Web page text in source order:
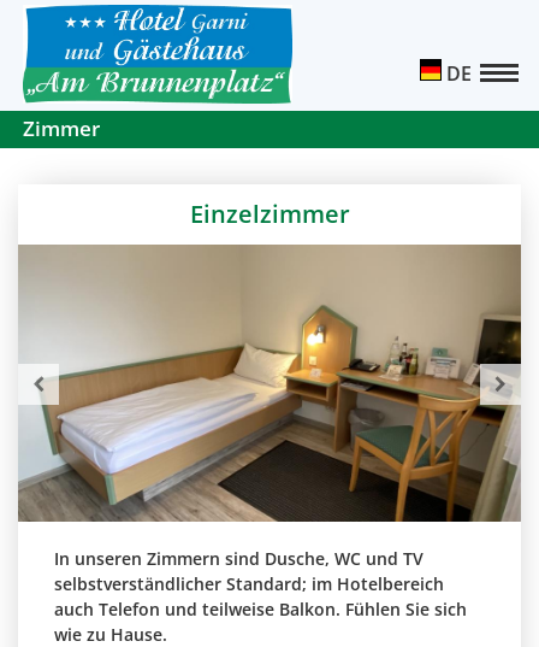
DE
Zimmer
Einzelzimmer
In unseren Zimmern sind Dusche, WC und TV
selbstverständlicher Standard; im Hotelbereich
auch Telefon und teilweise Balkon. Fühlen Sie sich
wie zu Hause.